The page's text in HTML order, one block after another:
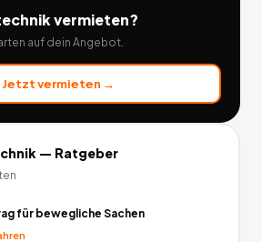
vermieten?
auf dein Angebot.
Jetzt vermieten →
— Ratgeber
für bewegliche Sachen